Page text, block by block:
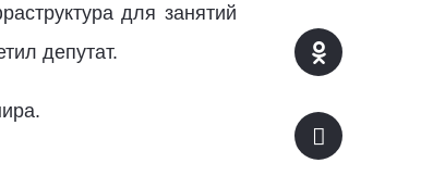
для занятий
депутат.